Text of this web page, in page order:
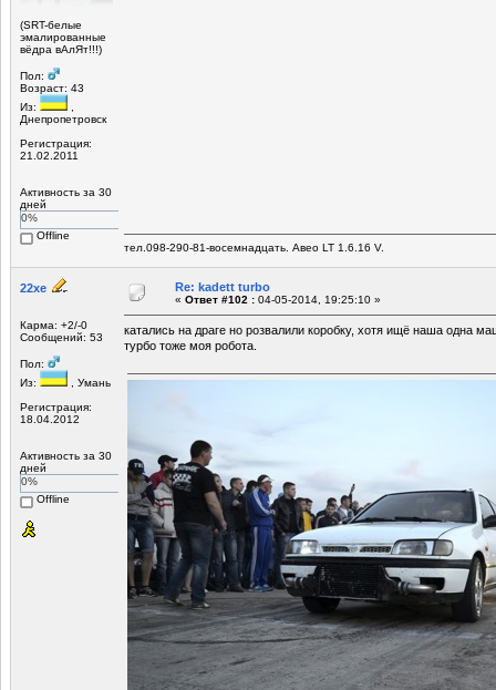
(SRT-белые
эмалированные
вёдра вАлЯт!!!)
Пол:
Возраст: 43
Из:
Днепропетровск
Регистрация:
21.02.2011
Активность за 30
дней
0%
Offline
тел.098-290-81-восемнадцать. Авео LT 1.6.16 V.
22xe
Карма: +2/-0
Сообщений: 53
Пол:
Из:
, Умань
Регистрация:
18.04.2012
Активность за 30
дней
0%
Offline
Re: kadett turbo
« Ответ #102 : 04-05-2014, 19:25:10 »
катались на драге но розвалили коробку, хотя ищё наша одна
турбо тоже моя робота.